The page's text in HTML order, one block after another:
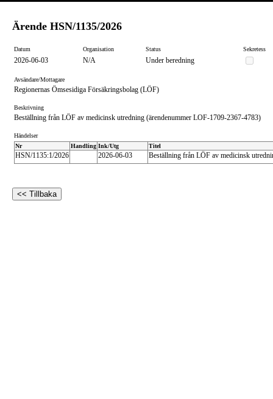
Ärende HSN/1135/2026
Datum Organisation Status Sekretess
2026-06-03 N/A Under beredning
Avsändare/Mottagare
Regionernas Ömsesidiga Försäkringsbolag (LÖF)
Beskrivning
Beställning från LÖF av medicinsk utredning (ärendenummer LOF-1709-2367-4783)
Händelser
Nr
Handling Ink/Utg Titel
HSN/1135:1/2026 2026-06-03 Beställning från LÖF av medicinsk